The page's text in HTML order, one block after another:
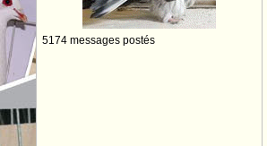
5174 messages postés